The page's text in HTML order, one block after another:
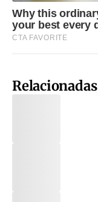
Relacionadas